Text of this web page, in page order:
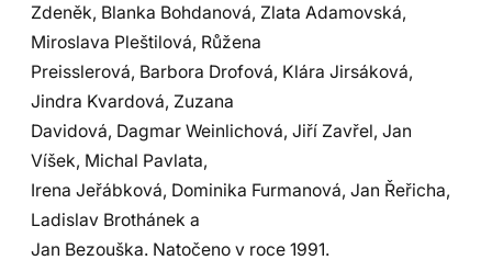
Zdeněk, Blanka Bohdanová, Zlata Adamovská,
Miroslava Pleštilová, Růžena
Preisslerová, Barbora Drofová, Klára Jirsáková,
Jindra Kvardová, Zuzana
Davidová, Dagmar Weinlichová, Jiří Zavřel, Jan
Víšek, Michal Pavlata,
Irena Jeřábková, Dominika Furmanová, Jan Řeřicha,
Ladislav Brothánek a
Jan Bezouška. Natočeno v roce 1991.